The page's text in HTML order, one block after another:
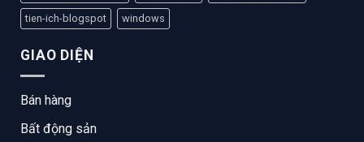
tien-ich-blogspot windows
GIAO DIỆN
Bán hàng
Bất động sản